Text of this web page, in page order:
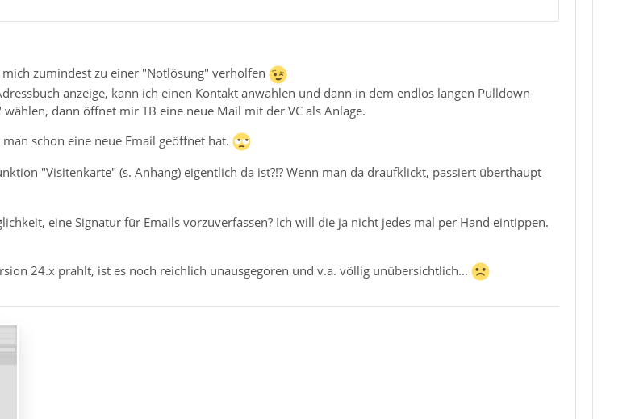
zumindest zu einer "Notlösung" verholfen
anzeige, kann ich einen Kontakt anwählen und dann in dem endlos langen Pulldown-
dann öffnet mir TB eine neue Mail mit der VC als Anlage.
schon eine neue Email geöffnet hat.
"Visitenkarte" (s. Anhang) eigentlich da ist?!? Wenn man da draufklickt, passiert überthaupt
eine Signatur für Emails vorzuverfassen? Ich will die ja nicht jedes mal per Hand eintippen.
24.x prahlt, ist es noch reichlich unausgegoren und v.a. völlig unübersichtlich...